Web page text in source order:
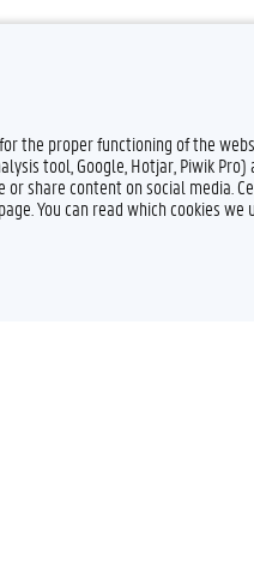
the proper functioning of the
tool, Google, Hotjar, Piwik Pro)
share content on social media.
You can read which cookies we